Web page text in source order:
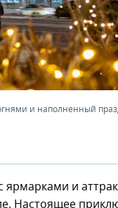
и наполненный
ярмарками и
Настоящее